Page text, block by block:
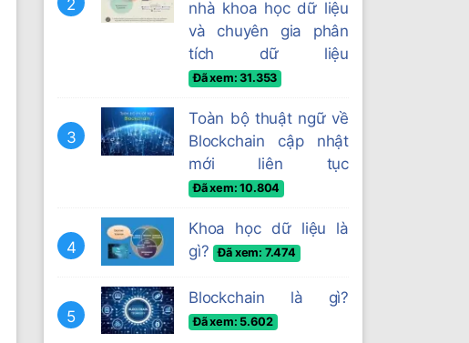
2
nhà khoa học dữ liệu
và chuyên gia phân
tích dữ liệu
Đã xem: 31.353
3
Toàn bộ thuật ngữ về
Blockchain cập nhật
mới liên tục
Đã xem: 10.804
4
Khoa học dữ liệu là
gì?
Đã xem: 7.474
5
Blockchain là gì?
Đã xem: 5.602